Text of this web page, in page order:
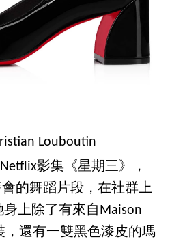
Louboutin
影集《星期三》，
會的舞蹈片段，在社群上
上除了有來自Maison
，還有一雙黑色漆皮的瑪